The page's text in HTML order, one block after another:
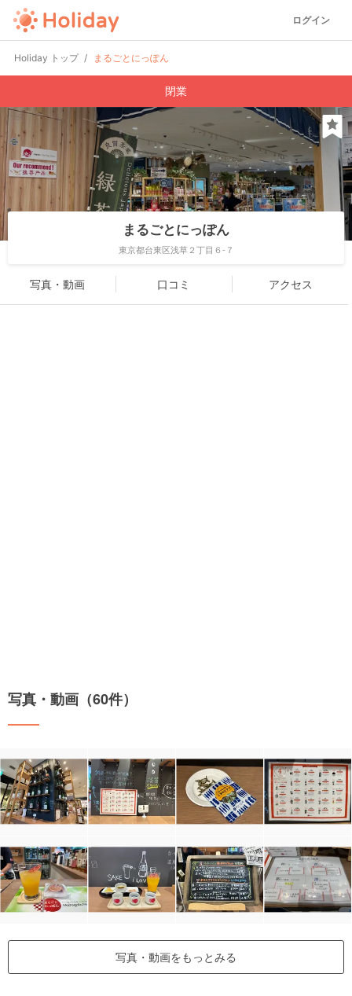
ログイン
Holiday トップ まるごとにっぽん
閉業
まるごとにっぽん
東京都台東区浅草２丁目６-７
写真・動画 口コミ アクセス
写真・動画（60件）
写真・動画をもっとみる